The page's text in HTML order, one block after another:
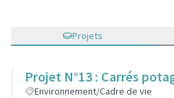
Projets
Projet N°13 : Carrés
Environnement/Cadre de vie